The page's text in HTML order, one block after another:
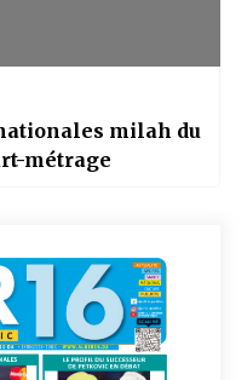
milah du
métrage